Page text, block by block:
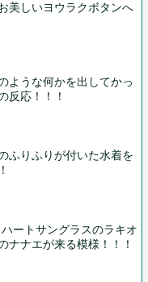
美しいヨウラクボタンへ
ような何かを出してかっ
反応！！！
ふりふりが付いた水着を
ートサングラスのラキオ
ナナエが来る模様！！！